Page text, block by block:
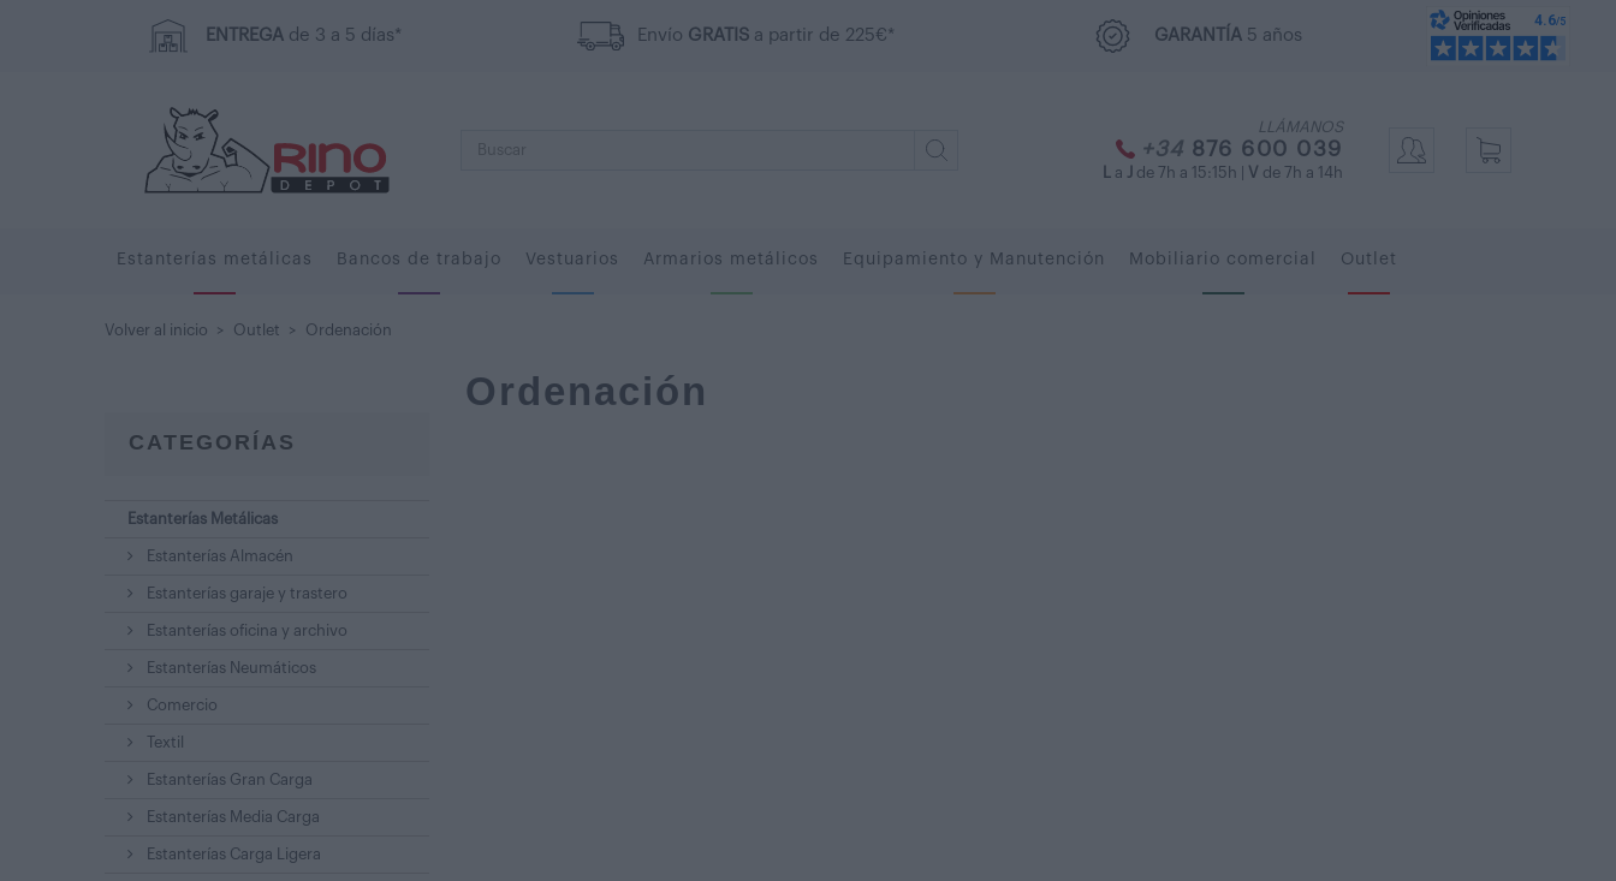
ENTREGA de 3 a 5 días* Envío GRATIS a partir de 225€* GARANTÍA 5 años
LLÁMANOS
+34 876 600 039
a J de 7h a 15:15h | V de 7h a 14h
Estanterías metálicas Bancos de trabajo Vestuarios Armarios metálicos Equipamiento y Manutención Mobiliario comercial Outlet
Volver al inicio > Outlet > Ordenación
CATEGORÍAS
Estanterías Metálicas
Estanterías Almacén
Estanterías garaje y trastero
Estanterías oficina y archivo
Estanterías Neumáticos
Comercio
Textil
Estanterías Gran Carga
Estanterías Media Carga
Estanterías Carga Ligera
Ordenación